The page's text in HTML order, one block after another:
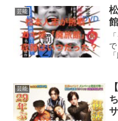
芸能
芸能